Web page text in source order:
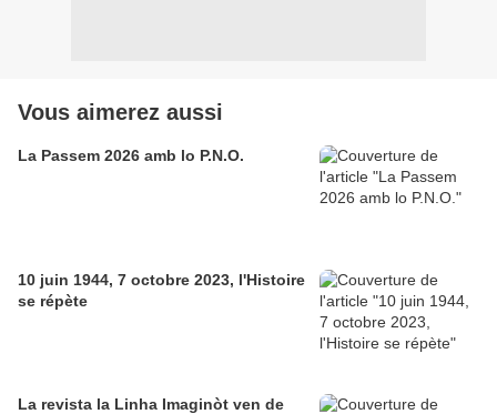
Vous aimerez aussi
La Passem 2026 amb lo P.N.O.
10 juin 1944, 7 octobre 2023, l'Histoire
se répète
La revista la Linha Imaginòt ven de